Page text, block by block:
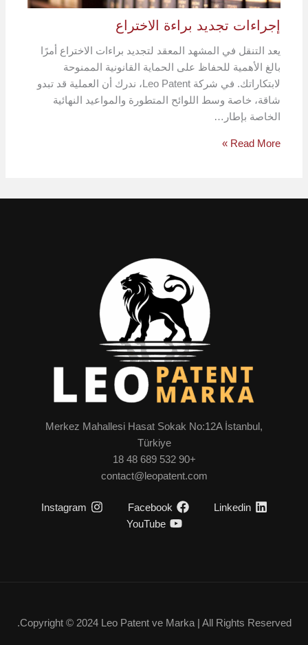
إجراءات تجديد براءة الاختراع
يعد التنقل في المشهد المعقد لتجديد براءات الاختراع أمرًا
بالغ الأهمية للحفاظ على الحماية القانونية الممنوحة
لابتكاراتك. في شركة Leo Patent، ندرك أن العملية قد تبدو
شاقة، خاصة وسط اللوائح المتطورة والمواعيد النهائية
الخاصة بإطار…
Read More »
Merkez Mahallesi Hasat Sokak No:12A İstanbul,
Türkiye
+90 532 689 48 18
contact@leopatent.com
Linkedin
Facebook
Instagram
YouTube
Copyright © 2024 Leo Patent ve Marka | All Rights Reserved.